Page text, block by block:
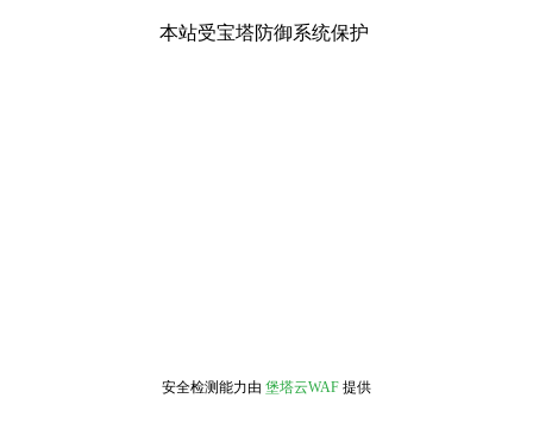
本站受宝塔防御系统保护
安全检测能力由 堡塔云WAF 提供